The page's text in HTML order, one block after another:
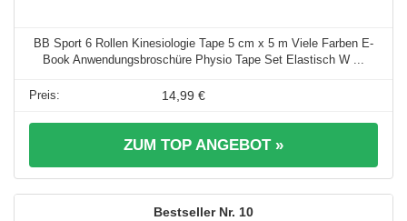
BB Sport 6 Rollen Kinesiologie Tape 5 cm x 5 m Viele Farben E-
Book Anwendungsbroschüre Physio Tape Set Elastisch W ...
14,99 €
ZUM TOP ANGEBOT »
10